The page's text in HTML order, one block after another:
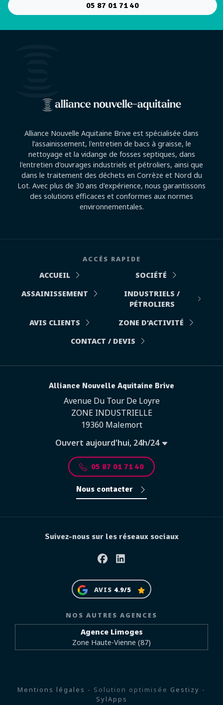
05 87 01 71 40
Alliance Nouvelle Aquitaine Brive est spécialisée dans
l’assainissement, l'entretien de bacs à graisse, le
nettoyage et la vidange de fosses septiques, dans
l'entretien d'ouvrages industriels et pétroliers, ainsi que
dans le traitement des déchets en Corrèze et Nord du
Lot. Avec plus de 30 ans d'expérience, nous garantissons
des solutions efficaces et conformes aux normes
environnementales.
ACCÈS RAPIDE
ACCUEIL
SOCIÉTÉ
ASSAINISSEMENT
INDUSTRIELS /
PÉTROLIERS
AVIS CLIENTS
ZONE D'ACTIVITÉ
CONTACT / DEVIS
Alliance Nouvelle Aquitaine Brive
Avenue Du Tour De Loyre
ZONE INDUSTRIELLE
19360 Malemort
Ouvert aujourd'hui, 24h/24
05 87 01 71 40
Nous contacter
Suivez-nous sur les réseaux sociaux
FacebookLinkedin
AVIS 4.9/5
NOS AUTRES AGENCES
Agence Limoges
Zone Haute-Vienne (87)
Mentions légales - Solution optimisée Gestizy -
SylApps